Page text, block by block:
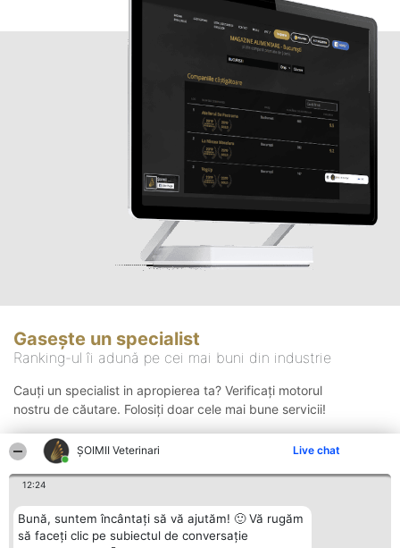
ȘOIMII Veterinari Live chat
12:24
Bună, suntem încântați să vă ajutăm! 🙂 Vă rugăm
să faceți clic pe subiectul de conversație
Gasește un specialist
Ranking-ul îi adună pe cei mai buni din industrie
Cauți un specialist in apropierea ta? Verificați motorul
nostru de căutare. Folosiți doar cele mai bune servicii!